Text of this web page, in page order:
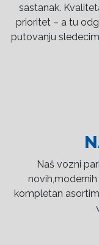
sastanak.
prioritet – a tu
putovanju
Naš vozni
kompletan